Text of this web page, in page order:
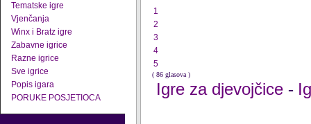
Tematske igre
Vjenčanja
Winx i Bratz igre
Zabavne igrice
Razne igrice
Sve igrice
Popis igara
PORUKE POSJETIOCA
1
2
3
4
5
( 86 glasova )
Igre za djevojčice -